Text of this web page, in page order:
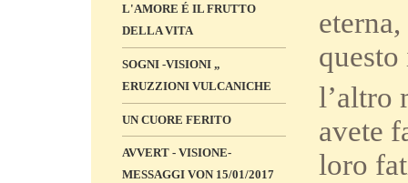
L'AMORE É IL FRUTTO
DELLA VITA
SOGNI -VISIONI „
ERUZZIONI VULCANICHE
UN CUORE FERITO
AVVERT - VISIONE-
MESSAGGI VON 15/01/2017
l’altro
avete
loro